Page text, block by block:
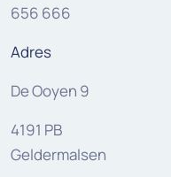
656 666
Adres
De Ooyen 9
4191 PB
Geldermalsen